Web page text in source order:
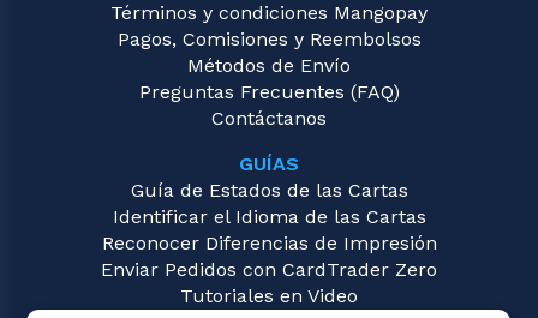
Términos y condiciones Mangopay
Pagos, Comisiones y Reembolsos
Métodos de Envío
Preguntas Frecuentes (FAQ)
Contáctanos
GUÍAS
Guía de Estados de las Cartas
Identificar el Idioma de las Cartas
Reconocer Diferencias de Impresión
Enviar Pedidos con CardTrader Zero
Tutoriales en Video